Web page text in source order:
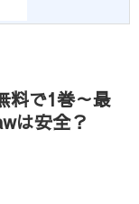
料で1巻～最
は安全？